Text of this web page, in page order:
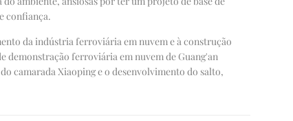
confiança.
da indústria ferroviária em nuvem e à construção
demonstração ferroviária em nuvem de Guang'an
camarada Xiaoping e o desenvolvimento do salto,